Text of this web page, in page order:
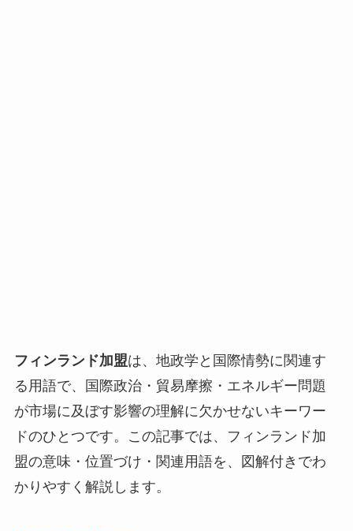
フィンランド加盟は、地政学と国際情勢に関連す
る用語で、国際政治・貿易摩擦・エネルギー問題
が市場に及ぼす影響の理解に欠かせないキーワー
ドのひとつです。この記事では、フィンランド加
盟の意味・位置づけ・関連用語を、図解付きでわ
かりやすく解説します。